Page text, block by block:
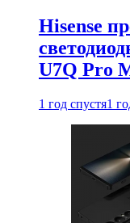
Hisense
U7Q Pro
1 год спустя1